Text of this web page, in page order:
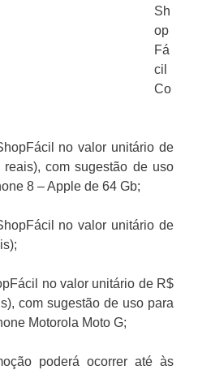
Sh
op
Fá
cil
Co
no valor unitário de
com sugestão de uso
8 – Apple de 64 Gb;
no valor unitário de
no valor unitário de R$
com sugestão de uso para
Motorola Moto G;
poderá ocorrer até às